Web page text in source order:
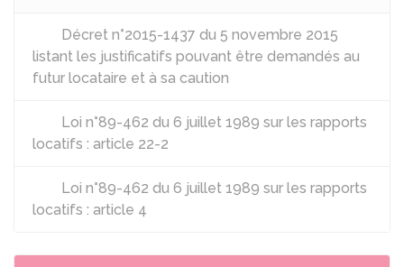
Décret n°2015-1437 du 5 novembre 2015
listant les justificatifs pouvant être demandés au
futur locataire et à sa caution
Loi n°89-462 du 6 juillet 1989 sur les rapports
locatifs : article 22-2
Loi n°89-462 du 6 juillet 1989 sur les rapports
locatifs : article 4